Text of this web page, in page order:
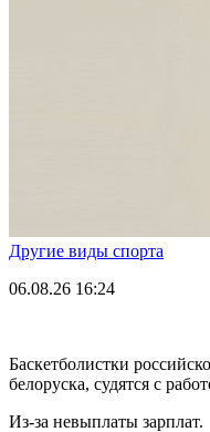
Другие виды спорта
06.08.26 16:24
Баскетболистки
белоруска, судятся с
Из-за невыплаты зарплат.